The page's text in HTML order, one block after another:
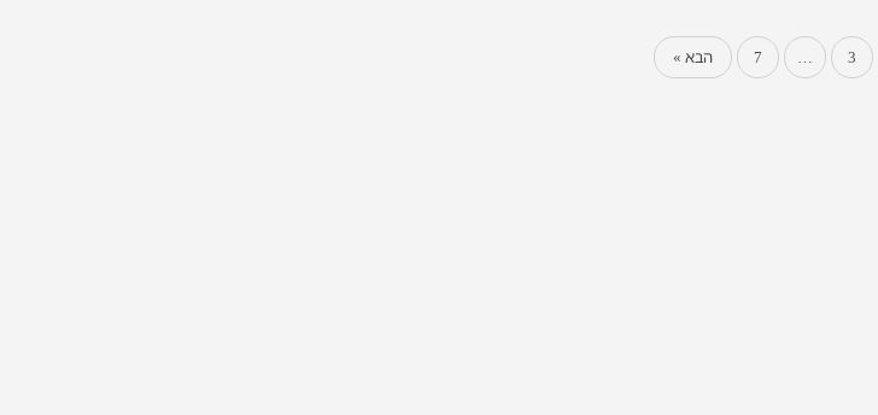
3
7 הבא »